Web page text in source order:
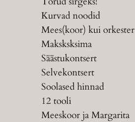
Kurvad noodid
Mees(koor) kui orkester
Maksksksima
Säästukontsert
Selvekontsert
Soolased hinnad
12 tooli
Meeskoor ja Margarita